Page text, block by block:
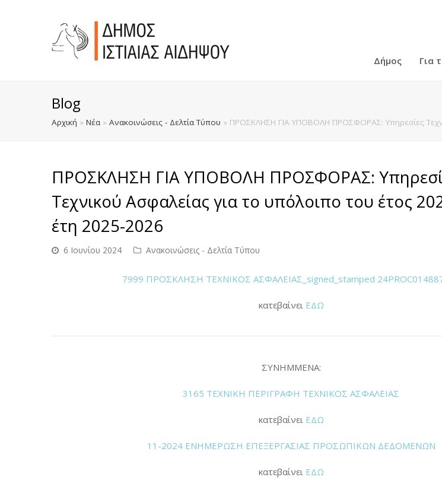
Δήμος Για
Blog
Αρχική » Νέα » Ανακοινώσεις - Δελτία Τύπου » ΠΡΟΣΚΛΗΣΗ ΓΙΑ ΥΠΟΒΟΛΗ ΠΡΟΣΦΟΡΑΣ: Υπηρεσίες
ΠΡΟΣΚΛΗΣΗ ΓΙΑ ΥΠΟΒΟΛΗ ΠΡΟΣΦΟΡΑΣ:
Τεχνικού Ασφαλείας για το υπόλοιπο του έτος
έτη 2025-2026
6 Ιουνίου 2024 Ανακοινώσεις - Δελτία Τύπου
7999 ΠΡΟΣΚΛΗΣΗ ΤΕΧΝΙΚΟΣ ΑΣΦΑΛΕΙΑΣ_signed_stamped
κατεβαίνει ΕΔΩ
ΣΥΝΗΜΜΕΝΑ:
3165 ΤΕΧΝΙΚΗ ΠΕΡΙΓΡΑΦΗ ΤΕΧΝΙΚΟΣ ΑΣΦΑΛΕΙΑΣ
κατεβαίνει ΕΔΩ
11-2024 ΕΝΗΜΕΡΩΣΗ ΕΠΕΞΕΡΓΑΣΙΑΣ ΠΡΟΣΩΠΙΚΩΝ ΔΕΔΟΜΕΝΩΝ
κατεβαίνει ΕΔΩ